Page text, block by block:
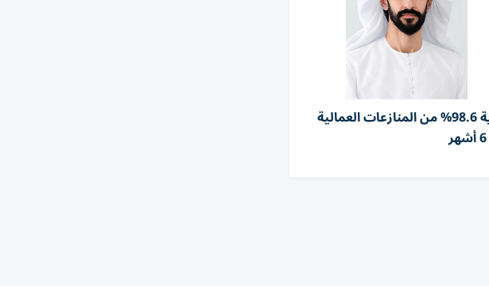
تسوية 98.6% من المنازعات العمالية